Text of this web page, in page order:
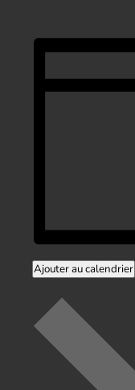
Ajouter au calendrier